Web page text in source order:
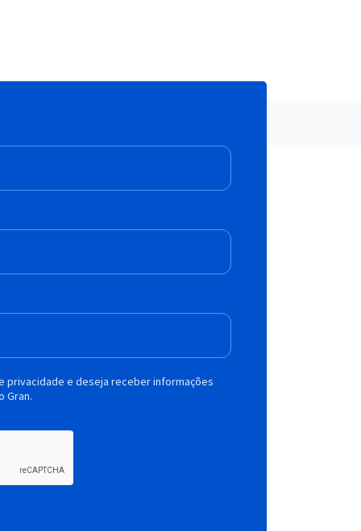
privacidade e deseja receber informações
Gran.